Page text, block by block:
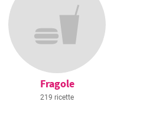
Fragole
219 ricette